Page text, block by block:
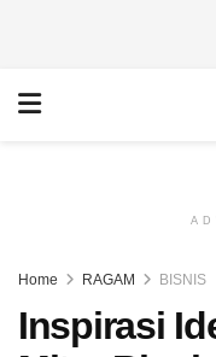
Home RAGAM BISNIS
Inspirasi